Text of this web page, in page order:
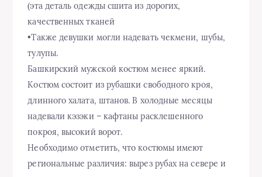
(эта деталь одежды сшита из дорогих,
качественных тканей
•Также девушки могли надевать чекмени, шубы,
тулупы.
Башкирский мужской костюм менее яркий.
Костюм состоит из рубашки свободного кроя,
длинного халата, штанов. В холодные месяцы
надевали кэзэки – кафтаны расклешенного
покроя, высокий ворот.
Необходимо отметить, что костюмы имеют
региональные различия: вырез рубах на севере и